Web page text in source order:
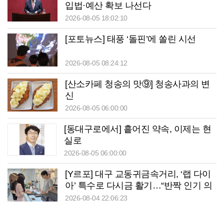
입법·예산 확보 나선다
2026-08-05 18:02:10
[포토뉴스] 태풍 ‘돌핀’에 쏠린 시선
2026-08-05 08:24:12
[산소카페 청송의 맛⑨] 청송사과의 변
신
2026-08-05 06:00:00
[동대구로에서] 흩어진 약속, 이제는 현
실로
2026-08-05 06:00:00
[Y르포] 대구 교동귀금속거리, ‘랩 다이
아’ 특수로 다시금 활기…“반짝 인기 의
존 않는 지속 가능 성장 동력 마련해야”
2026-08-04 22:06:23